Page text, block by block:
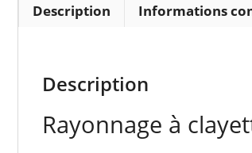
Description Informations
Description
Rayonnage à